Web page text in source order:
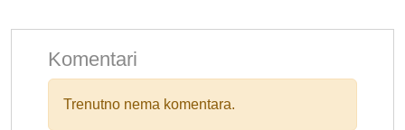
Komentari
Trenutno nema komentara.